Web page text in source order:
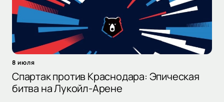
8 июля
Спартак против Краснодара: Эпическая
битва на Лукойл-Арене